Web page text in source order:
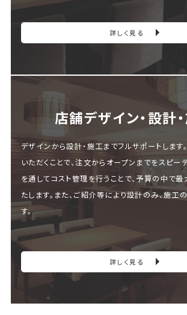
詳しく見る
店舗デザイン・設計
デザインから設計・施工までフルサポートします
いただくことで、注文からオープンまでをスピー
を通してコスト管理を行うことで、予算の中で
たします。また、ご紹介等により設計のみ、施工
す。
詳しく見る